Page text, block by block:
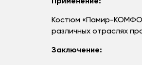
Применение:
Костюм «Памир-
различных отраслях
Заключение: